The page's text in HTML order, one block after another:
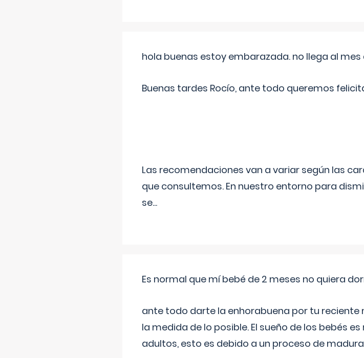
hola buenas estoy embarazada. no llega al
Buenas tardes Rocío, ante todo queremos
Las recomendaciones van a variar según las
que consultemos. En nuestro entorno para
se...
Es normal que mí bebé de 2 meses no quiera
ante todo darte la enhorabuena por tu
la medida de lo posible. El sueño de los bebés
adultos, esto es debido a un proceso de